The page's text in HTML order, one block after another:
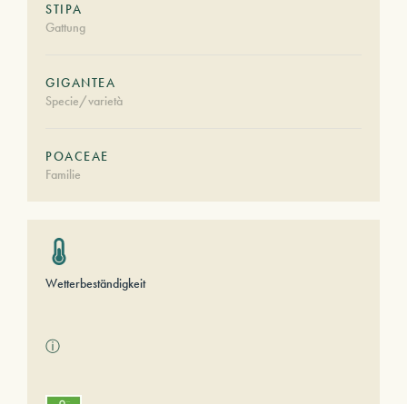
STIPA
Gattung
GIGANTEA
Specie/varietà
POACEAE
Familie
Wetterbeständigkeit
ⓘ